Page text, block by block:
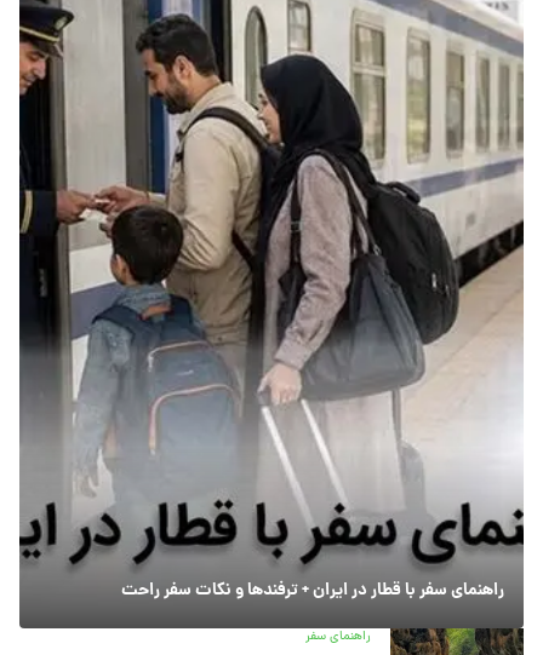
راهنمای سفر با قطار در ایران + ترفندها و نکات سفر راحت
راهنمای سفر